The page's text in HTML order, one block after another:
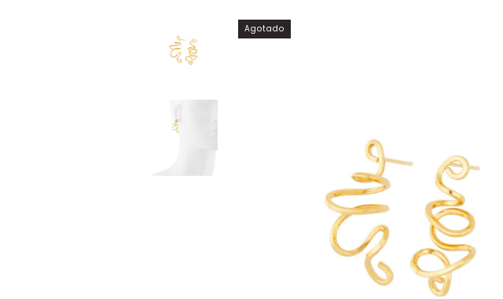
Agotado